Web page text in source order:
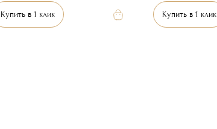
Купить в 1 клик Купить в 1 клик